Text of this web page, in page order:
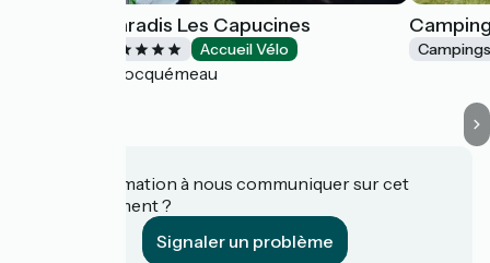
Camping Paradis Les Capucines
Accueil Vélo
Trédrez-Locquémeau
Une information à nous communiquer sur cet
établissement ?
Signaler un problème